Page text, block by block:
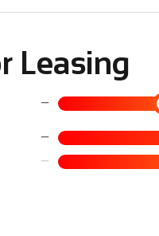
Automotion – achiziție în
Leasing
−
−
−